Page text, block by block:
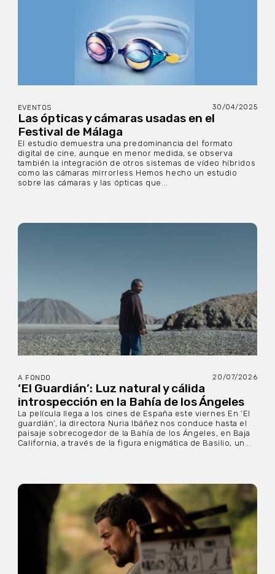
EVENTOS 30/04/2025
Las ópticas y cámaras usadas en el
Festival de Málaga
El estudio demuestra una predominancia del formato
digital de cine, aunque en menor medida, se observa
también la integración de otros sistemas de vídeo híbridos
como las cámaras mirrorless Hemos hecho un estudio
sobre las cámaras y las ópticas que...
A FONDO 20/07/2026
‘El Guardián’: Luz natural y cálida
introspección en la Bahía de los Ángeles
La película llega a los cines de España este viernes En ‘El
guardián’, la directora Nuria Ibáñez nos conduce hasta el
paisaje sobrecogedor de la Bahía de los Ángeles, en Baja
California, a través de la figura enigmática de Basilio, un...